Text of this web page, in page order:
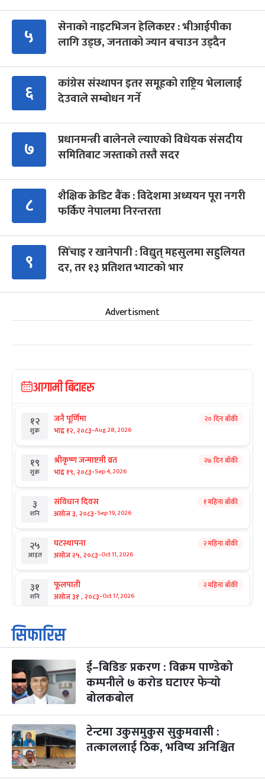
५
सेनाको नाइटभिजन हेलिकप्टर : भीआईपीका
लागि उड्छ, जनताको ज्यान बचाउन उड्दैन
६
कांग्रेस संस्थापन इतर समूहको राष्ट्रिय भेलालाई
देउवाले सम्बोधन गर्ने
७
प्रधानमन्त्री बालेनले ल्याएको विधेयक संसदीय
समितिबाट जस्ताको तस्तै सदर
८
शैक्षिक क्रेडिट बैंक : विदेशमा अध्ययन पूरा नगरी
फर्किए नेपालमा निरन्तरता
९
सिँचाइ र खानेपानी : विद्युत् महसुलमा सहुलियत
दर, तर १३ प्रतिशत भ्याटको भार
Advertisment
आगामी बिदाहरु
१२
शुक्र
जनै पूर्णिमा
भाद्र १२, २०८३-Aug 28, 2026
२० दिन बाँकी
१९
शुक्र
श्रीकृष्ण जन्माष्टमी व्रत
भाद्र १९, २०८३-Sep 4, 2026
२७ दिन बाँकी
३
शनि
संविधान दिवस
असोज ३, २०८३-Sep 19, 2026
१ महिना बाँकी
२५
आइत
घटस्थापना
असोज २५, २०८३-Oct 11, 2026
२ महिना बाँकी
३१
शनि
फूलपाती
असोज ३१ , २०८३-Oct 17, 2026
२ महिना बाँकी
१
आइत
कार्तिक सङ्क्रान्ति
कार्तिक १, २०८३
३
मंगल
महानवमी
कार्तिक ३, २०८३-Oct 20, 2026
२ महिना बाँकी
४
५
बिहि
पापा‌ङ्कुशा एकादशी व्रत
कार्तिक ५, २०८३
२ महिना बाँकी
सिफारिस
ई–बिडिङ प्रकरण : विक्रम पाण्डेको
कम्पनीले ७ करोड घटाएर फेर्‍यो
बोलकबोल
टेन्टमा उकुसमुकुस सुकुमवासी :
तत्काललाई ठिक, भविष्य अनिश्चित